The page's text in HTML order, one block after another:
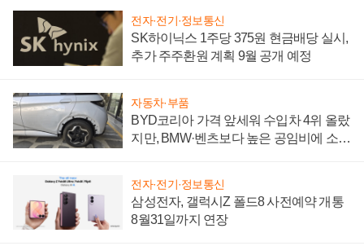
전자·전기·정보통신
SK하이닉스 1주당 375원 현금배당 실시,
추가 주주환원 계획 9월 공개 예정
자동차·부품
BYD코리아 가격 앞세워 수입차 4위 올랐
지만, BMW·벤츠보다 높은 공임비에 소비
전자·전기·정보통신
삼성전자, 갤럭시Z 폴드8 사전예약 개통
8월31일까지 연장